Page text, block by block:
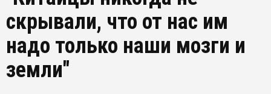
скрывали, что от нас им
надо только наши мозги и
земли"